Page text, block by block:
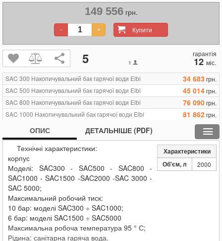
149 556грн.
Купити
- +
5 1
гарантія
12 міс.
SAC 300 Накопичувальний бак гарячої води Elbi
34 683грн.
SAC 500 Накопичувальний бак гарячої води Elbi
45 014грн.
SAC 800 Накопичувальний бак гарячої води Elbi
76 090грн.
SAC 1000 Накопичувальний бак гарячої води Elbi
81 862грн.
SAC 1500 Накопичувальний бак гарячої води Elbi
108 293грн.
SAC 2000 Накопичувальний бак гарячої води Elbi
149 556грн.
SAC 3000 Накопичувальний бак гарячої води Elbi
186 289грн.
SAC 5000 Накопичувальний бак гарячої води Elbi
296 488грн.
ОПИС ДЕТАЛЬНІШЕ (PDF)
Характеристики
Об'єм, л
2000
Технічні характеристики:
корпус
Моделі: SAC300 - SAC500 - SAC800 -
SAC1000 - SAC1500 -SAC2000 -SAC 3000 -
SAC 5000;
Максимальний робочий тиск:
10 бар: моделі SAC300 ÷ SAC1000;
6 бар: моделі SAC1500 ÷ SAC5000
Максимальна робоча температура 95 ° С;
Рідина: санітарна гаряча вода.